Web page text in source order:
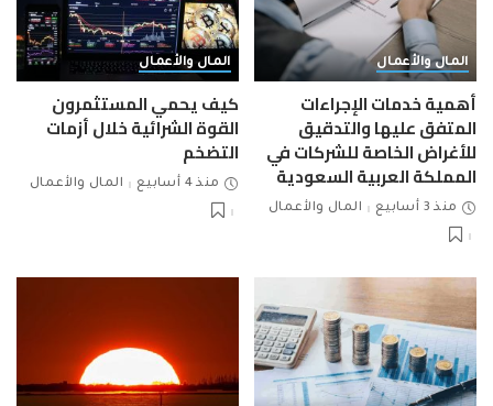
المال والأعمال
أهمية خدمات الإجراءات
المتفق عليها والتدقيق
للأغراض الخاصة للشركات في
المملكة العربية السعودية
منذ 3 أسابيع المال والأعمال
المال والأعمال
كيف يحمي المستثمرون
القوة الشرائية خلال أزمات
التضخم
منذ 4 أسابيع المال والأعمال